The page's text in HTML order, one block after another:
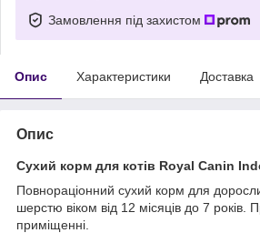
Замовлення під захистом
Опис Характеристики Доставка
Опис
Сухий корм для котів Royal Canin
Повнораціонний сухий корм для
шерстю віком від 12 місяців до 7 років.
приміщенні.